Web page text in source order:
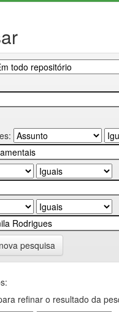
pesquisa
refinar o resultado da